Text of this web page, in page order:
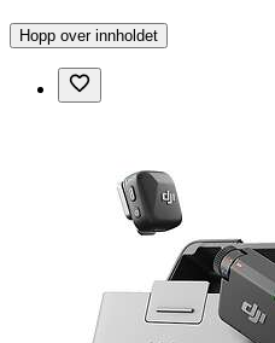
Hopp over innholdet